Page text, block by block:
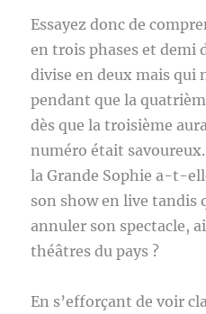
Essayez donc de
en trois phases et demi
divise en deux mais qui
pendant que la
dès que la troisième
numéro était
la Grande Sophie a-t-
son show en live tandis
annuler son spectacle,
théâtres du pays ?
En s’efforçant de voir